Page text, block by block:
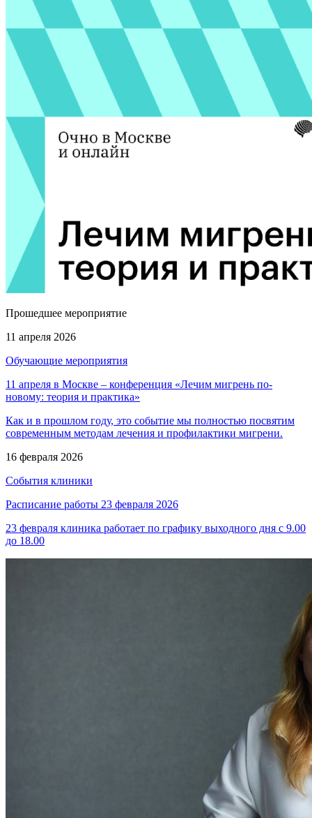
Прошедшее мероприятие
11 апреля 2026
Обучающие мероприятия
11 апреля в Москве – конференция «Лечим мигрень по-
новому: теория и практика»
Как и в прошлом году, это событие мы полностью посвятим
современным методам лечения и профилактики мигрени.
16 февраля 2026
События клиники
Расписание работы 23 февраля 2026
23 февраля клиника работает по графику выходного дня с 9.00
до 18.00